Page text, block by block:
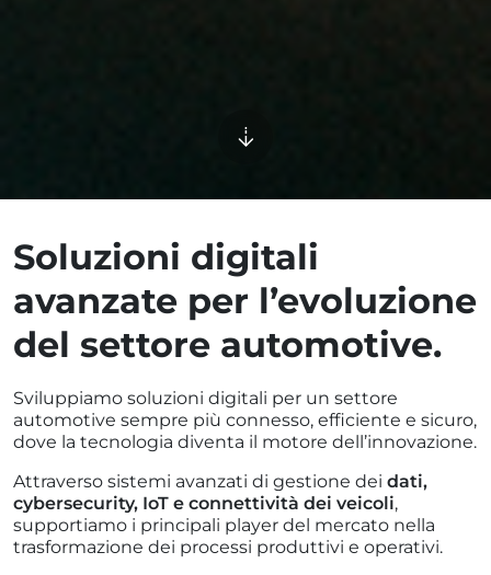
Soluzioni digitali
avanzate per l’evoluzione
del settore automotive.
Sviluppiamo soluzioni digitali per un settore
automotive sempre più connesso, efficiente e sicuro,
dove la tecnologia diventa il motore dell’innovazione.
Attraverso sistemi avanzati di gestione dei dati,
cybersecurity, IoT e connettività dei veicoli,
supportiamo i principali player del mercato nella
trasformazione dei processi produttivi e operativi.